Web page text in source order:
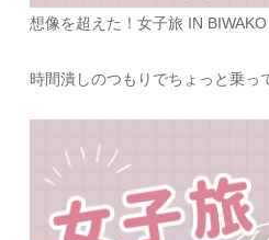
想像を超えた！女子旅 IN BIWAKO
時間潰しのつもりでちょっと乗っ